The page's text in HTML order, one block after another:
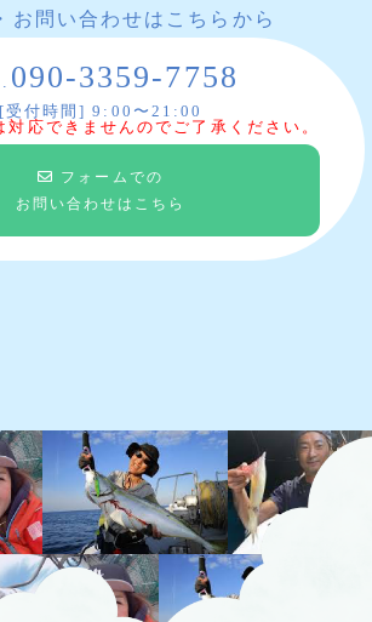
お問い合わせはこちらから
090-3359-7758
[受付時間] 9:00〜21:00
応できませんのでご了承ください。
フォームでの
お問い合わせはこちら